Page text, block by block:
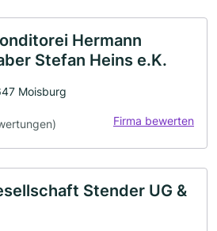
Hermann
Stefan Heins e.K.
Moisburg
Firma bewerten
Stender UG &